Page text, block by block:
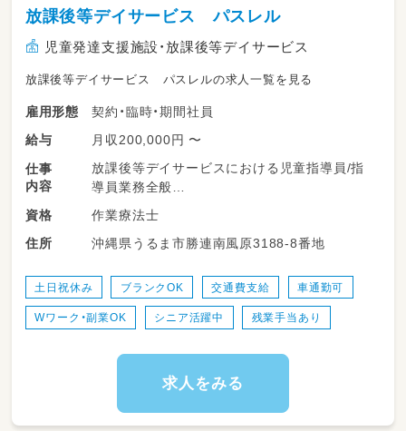
放課後等デイサービス パスレル
児童発達支援施設・放課後等デイサービス
放課後等デイサービス パスレルの求人一覧を見る
雇用形態
契約・臨時・期間社員
給与
月収200,000円 〜
仕事
内容
放課後等デイサービスにおける児童指導員/指
導員業務全般
送迎業務は近めのところのみ♪
小学生向けのプログラミングなどもあります！
資格
作業療法士
住所
沖縄県うるま市勝連南風原3188-8番地
土日祝休み ブランクOK 交通費支給 車通勤可
Wワーク・副業OK シニア活躍中 残業手当あり
求人をみる